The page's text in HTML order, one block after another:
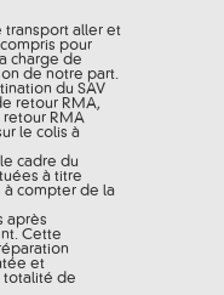
transport aller et
pour
charge de
de notre part.
du SAV
retour RMA,
retour RMA
le colis à
cadre du
à titre
à compter de la
après
Cette
et
totalité de